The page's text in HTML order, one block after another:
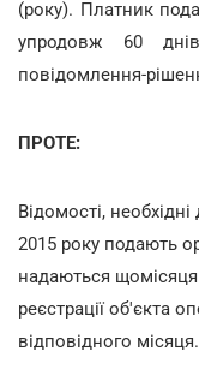
(року). Платник
упродовж 60
повідомлення-
ПРОТЕ:
Відомості,
2015 року подають
надаються
реєстрації об'єкта
відповідного місяця.